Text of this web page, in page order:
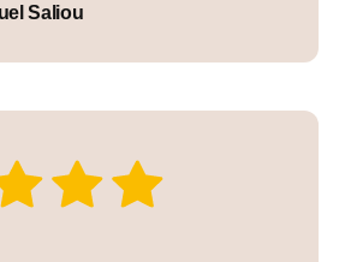
Saliou